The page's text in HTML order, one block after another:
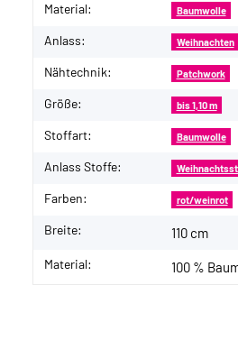
Material: Baumwolle
Anlass: Weihnachten
Nähtechnik: Patchwork
Größe: bis 1,10 m
Stoffart: Baumwolle
Anlass Stoffe:
Farben: rot/weinrot
Breite: 110 cm
Material: 100 %